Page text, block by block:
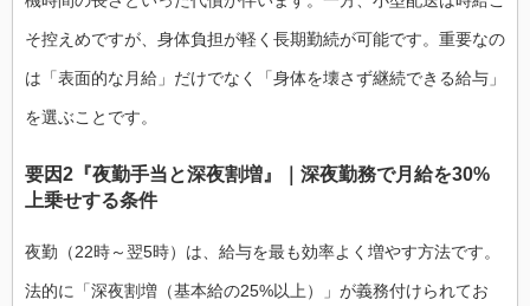
そ控えめですが、身体負担が軽く長期勤続が可能です。重要なの
は「表面的な月給」だけでなく「身体を壊さず継続できる給与」
を選ぶことです。
要因2『夜勤手当と深夜割増』｜深夜勤務で月給を30%
上乗せする条件
夜勤（22時～翌5時）は、給与を最も効率よく増やす方法です。
法的に「深夜割増（基本給の25%以上）」が義務付けられてお